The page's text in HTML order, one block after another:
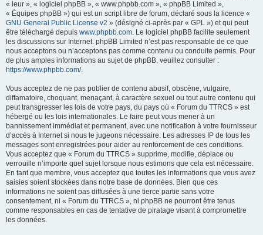
« leur », « logiciel phpBB », « www.phpbb.com », « phpBB Limited »,
« Équipes phpBB ») qui est un script libre de forum, déclaré sous la licence «
GNU General Public License v2 » (désigné ci-après par « GPL ») et qui peut
être téléchargé depuis www.phpbb.com. Le logiciel phpBB facilite seulement
les discussions sur Internet. phpBB Limited n’est pas responsable de ce que
nous acceptons ou n’acceptons pas comme contenu ou conduite permis. Pour
de plus amples informations au sujet de phpBB, veuillez consulter :
https://www.phpbb.com/.
Vous acceptez de ne pas publier de contenu abusif, obscène, vulgaire,
diffamatoire, choquant, menaçant, à caractère sexuel ou tout autre contenu qui
peut transgresser les lois de votre pays, du pays où « Forum du TTRCS » est
hébergé ou les lois internationales. Le faire peut vous mener à un
bannissement immédiat et permanent, avec une notification à votre fournisseur
d’accès à Internet si nous le jugeons nécessaire. Les adresses IP de tous les
messages sont enregistrées pour aider au renforcement de ces conditions.
Vous acceptez que « Forum du TTRCS » supprime, modifie, déplace ou
verrouille n’importe quel sujet lorsque nous estimons que cela est nécessaire.
En tant que membre, vous acceptez que toutes les informations que vous avez
saisies soient stockées dans notre base de données. Bien que ces
informations ne soient pas diffusées à une tierce partie sans votre
consentement, ni « Forum du TTRCS », ni phpBB ne pourront être tenus
comme responsables en cas de tentative de piratage visant à compromettre
les données.